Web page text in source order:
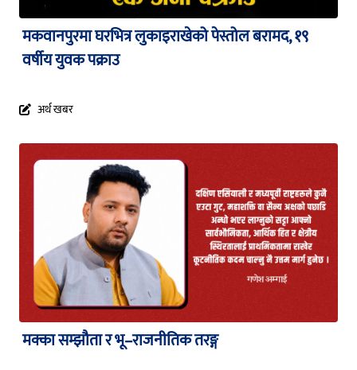
मकवानपुरमा घरभित्र लुकाइराखेको पेस्तोल बरामद, १९
वर्षीय युवक पक्राउ
अर्थ खबर
मक्का सम्झौता र भू–राजनीतिक तरङ्ग